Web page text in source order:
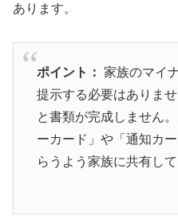
あります。
ポイント： 家族のマイ
提示する必要はありま
と書類が完成しません
ーカード」や「通知カ
らうよう家族に共有して